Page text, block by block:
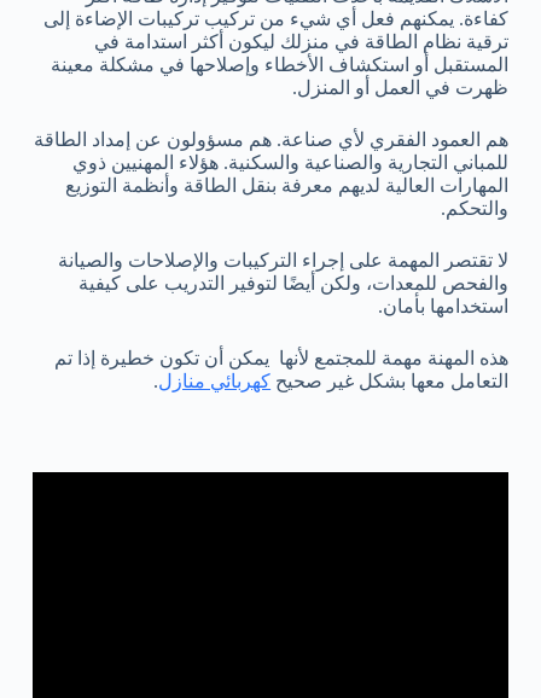
كفاءة. يمكنهم فعل أي شيء من تركيب تركيبات الإضاءة إلى
ترقية نظام الطاقة في منزلك ليكون أكثر استدامة في
المستقبل أو استكشاف الأخطاء وإصلاحها في مشكلة معينة
ظهرت في العمل أو المنزل.
هم العمود الفقري لأي صناعة. هم مسؤولون عن إمداد الطاقة
للمباني التجارية والصناعية والسكنية. هؤلاء المهنيين ذوي
المهارات العالية لديهم معرفة بنقل الطاقة وأنظمة التوزيع
والتحكم.
لا تقتصر المهمة على إجراء التركيبات والإصلاحات والصيانة
والفحص للمعدات، ولكن أيضًا لتوفير التدريب على كيفية
استخدامها بأمان.
هذه المهنة مهمة للمجتمع لأنها يمكن أن تكون خطيرة إذا تم
التعامل معها بشكل غير صحيح كهربائي منازل.